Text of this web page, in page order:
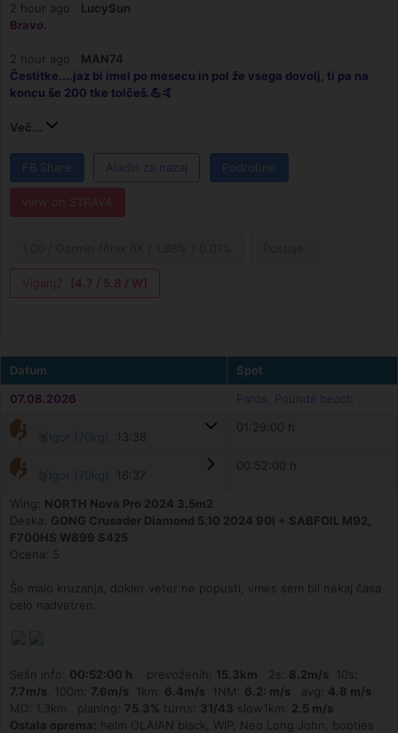
2 hour ago LucySun
Bravo.
2 hour ago MAN74
Čestitke....jaz bi imel po mesecu in pol že vsega dovolj, ti pa na
koncu še 200 tke tolčeš.💪🤙
Več...
FB Share Aladin za nazaj Podrobno
view on STRAVA
Viganj2 [4.7 / 5.8 / W]
Datum
Spot
07.08.2026
Paros, Pounda beach
Igor (70kg) 13:38
01:29:00 h
Igor (70kg) 16:37
00:52:00 h
Wing: NORTH Nova Pro 2024 3.5m2
Deska: GONG Crusader Diamond 5.10 2024 90l + SABFOIL M92,
F700HS W899 S425
Ocena: 5
Še malo kruzanja, dokler veter ne popusti, vmes sem bil nekaj časa
celo nadvetren.
Sešn info: 00:52:00 h prevoženih: 15.3km 2s: 8.2m/s 10s:
7.7m/s 100m: 7.6m/s 1km: 6.4m/s 1NM: 6.2: m/s avg: 4.8 m/s
MD: 1.3km planing: 75.3% turns: 31/43 slow1km: 2.5 m/s
Ostala oprema: helm OLAIAN black, WIP, Neo Long John, booties